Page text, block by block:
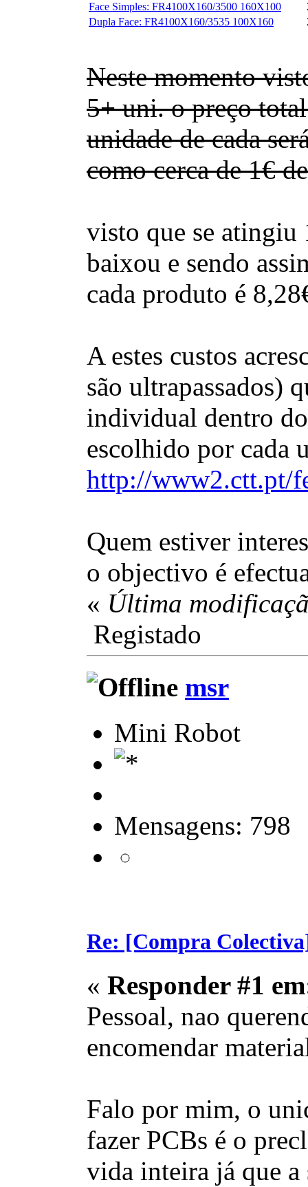
Face Simples: FR4100X160/3500 160X100
Dupla Face: FR4100X160/3535 100X160
Neste momento
5+ uni. o preço
unidade de cada
como cerca de 1€
visto que se atingiu
baixou e sendo
cada produto é
A estes custos
são ultrapassados)
individual dentro
escolhido por cada
http://www2.ctt.pt/
Quem estiver
o objectivo é
« Última
Registado
msr
Mini Robot
Mensagens: 798
Re: [Compra
« Responder #1
Pessoal, nao
encomendar
Falo por mim, o
fazer PCBs é o
vida inteira já que a